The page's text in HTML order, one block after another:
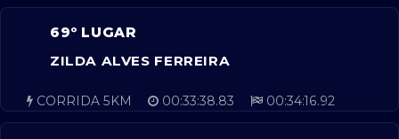
69º LUGAR
ZILDA ALVES FERREIRA
CORRIDA 5KM 00:33:38.83 00:34:16.92